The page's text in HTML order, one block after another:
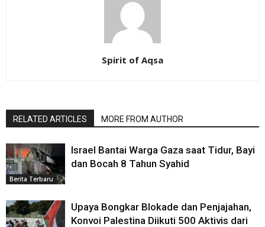
Spirit of Aqsa
RELATED ARTICLES MORE FROM AUTHOR
Berita Terbaru
Israel Bantai Warga Gaza saat Tidur, Bayi
dan Bocah 8 Tahun Syahid
Upaya Bongkar Blokade dan Penjajahan,
Konvoi Palestina Diikuti 500 Aktivis dari